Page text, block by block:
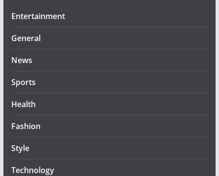
Entertainment
General
News
Sports
Health
Fashion
Style
Technology